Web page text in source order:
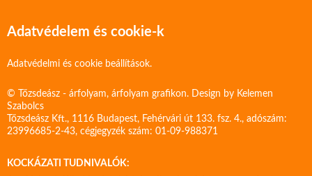
Adatvédelem és cookie-k
Adatvédelmi és cookie beállítások.
© Tőzsdeász - árfolyam, árfolyam grafikon. Design by Kelemen
Szabolcs
Tőzsdeász Kft., 1116 Budapest, Fehérvári út 133. fsz. 4., adószám:
23996685-2-43, cégjegyzék szám: 01-09-988371
KOCKÁZATI TUDNIVALÓK: